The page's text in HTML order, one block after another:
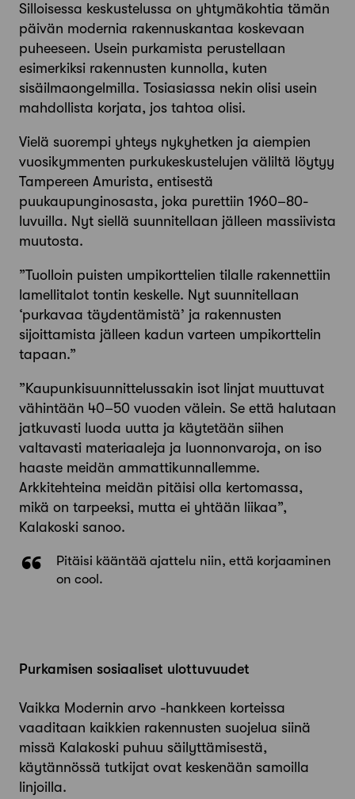
Silloisessa keskustelussa on yhtymäkohtia tämän
päivän modernia rakennuskantaa koskevaan
puheeseen. Usein purkamista perustellaan
esimerkiksi rakennusten kunnolla, kuten
sisäilmaongelmilla. Tosiasiassa nekin olisi usein
mahdollista korjata, jos tahtoa olisi.
Vielä suorempi yhteys nykyhetken ja aiempien
vuosikymmenten purkukeskustelujen väliltä löytyy
Tampereen Amurista, entisestä
puukaupunginosasta, joka purettiin 1960–80-
luvuilla. Nyt siellä suunnitellaan jälleen massiivista
muutosta.
”Tuolloin puisten umpikorttelien tilalle rakennettiin
lamellitalot tontin keskelle. Nyt suunnitellaan
‘purkavaa täydentämistä’ ja rakennusten
sijoittamista jälleen kadun varteen umpikorttelin
tapaan.”
”Kaupunkisuunnittelussakin isot linjat muuttuvat
vähintään 40–50 vuoden välein. Se että halutaan
jatkuvasti luoda uutta ja käytetään siihen
valtavasti materiaaleja ja luonnonvaroja, on iso
haaste meidän ammattikunnallemme.
Arkkitehteina meidän pitäisi olla kertomassa,
mikä on tarpeeksi, mutta ei yhtään liikaa”,
Kalakoski sanoo.
Pitäisi kääntää ajattelu niin, että korjaaminen
on cool.
Purkamisen sosiaaliset ulottuvuudet
Vaikka Modernin arvo -hankkeen korteissa
vaaditaan kaikkien rakennusten suojelua siinä
missä Kalakoski puhuu säilyttämisestä,
käytännössä tutkijat ovat keskenään samoilla
linjoilla.